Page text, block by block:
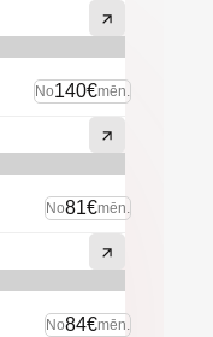
No140€mēn.
No81€mēn.
No84€mēn.